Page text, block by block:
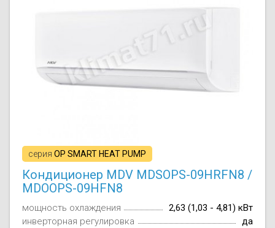
серия OP SMART HEAT PUMP
Кондиционер MDV MDSOPS-09HRFN8 /
MDOOPS-09HFN8
мощность охлаждения
2,63 (1,03 - 4,81) кВт
инверторная регулировка
да
Осушители
отработанном